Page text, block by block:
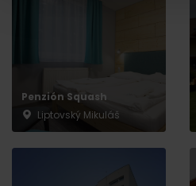
Penzión Squash
Liptovský Mikuláš